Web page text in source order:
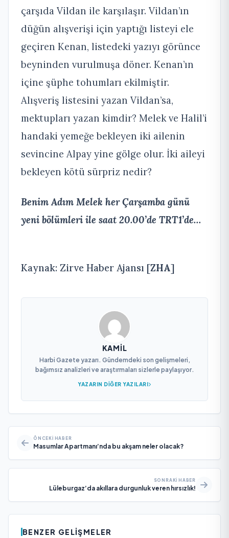
çarşıda Vildan ile karşılaşır. Vildan’ın
düğün alışverişi için yaptığı listeyi ele
geçiren Kenan, listedeki yazıyı görünce
beyninden vurulmuşa döner. Kenan’ın
içine şüphe tohumları ekilmiştir.
Alışveriş listesini yazan Vildan’sa,
mektupları yazan kimdir? Melek ve Halil’i
handaki yemeğe bekleyen iki ailenin
sevincine Alpay yine gölge olur. İki aileyi
bekleyen kötü sürpriz nedir?
Benim Adım Melek her Çarşamba günü
yeni bölümleri ile saat 20.00’de TRT1’de…
Kaynak: Zirve Haber Ajansı [ZHA]
KAMIL
Harbi Gazete yazarı. Gündemdeki son gelişmeleri,
bağımsız analizleri ve araştırmaları sizlerle paylaşıyor.
YAZARIN DIĞER YAZILARI
ÖNCEKI HABER
Masumlar Apartmanı’nda bu akşam neler olacak?
SONRAKI HABER
Lüleburgaz’da akıllara durgunluk veren hırsızlık!
BENZER GELIŞMELER